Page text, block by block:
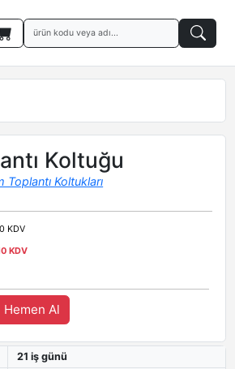
Koltuğu
Toplantı Koltukları
KDV
KDV
Hemen Al
21 iş günü